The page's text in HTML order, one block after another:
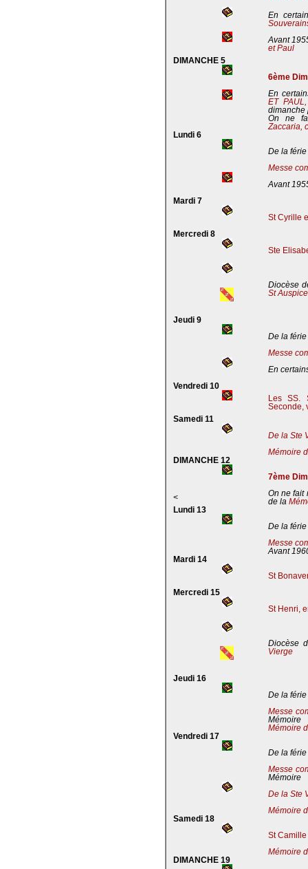
En
Avant
et Paul
DIMANCHE 5
6ème
En
ET
dimanche
On ne
Zaccaria,
Lundi 6
De la férie
Messe
Avant
Mardi 7
St Cyrille
Mercredi 8
Ste
Diocèse
St
Jeudi 9
De la férie
Messe
En
Vendredi 10
Les SS.
Seconde,
Samedi 11
De la Ste
Mémoire
DIMANCHE 12
7ème
<
On ne fait
de la
Lundi 13
De la férie
Messe
Avant
Mardi 14
St
Mercredi 15
St Henri,
Diocèse
Vierge
Jeudi 16
De la férie
Messe
Mémoire
Mémoire
Vendredi 17
De la férie
Messe
Mémoire
De la Ste
Mémoire
Samedi 18
St
Mémoire
DIMANCHE 19